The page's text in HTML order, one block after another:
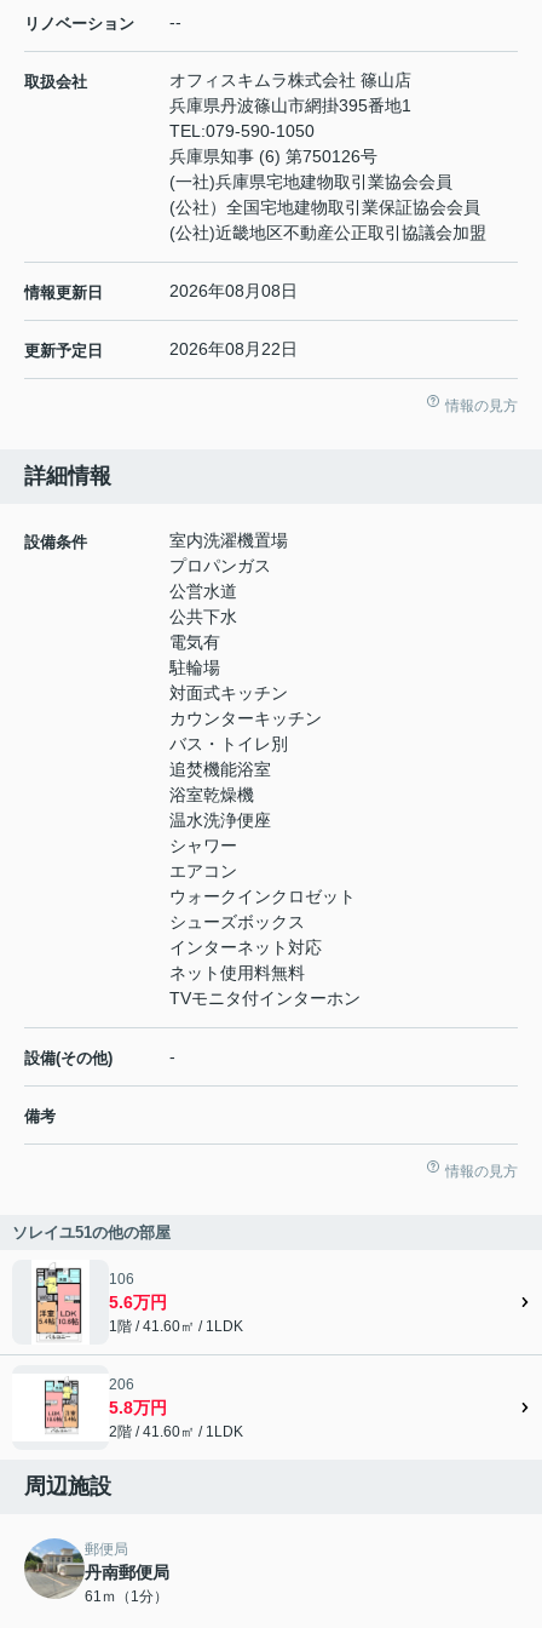
リノベーション --
取扱会社
オフィスキムラ株式会社 篠山店
兵庫県丹波篠山市網掛395番地1
TEL:079-590-1050
兵庫県知事 (6) 第750126号
(一社)兵庫県宅地建物取引業協会会員
(公社）全国宅地建物取引業保証協会会員
(公社)近畿地区不動産公正取引協議会加盟
情報更新日 2026年08月08日
更新予定日 2026年08月22日
情報の見方
詳細情報
設備条件
室内洗濯機置場
プロパンガス
公営水道
公共下水
電気有
駐輪場
対面式キッチン
カウンターキッチン
バス・トイレ別
追焚機能浴室
浴室乾燥機
温水洗浄便座
シャワー
エアコン
ウォークインクロゼット
シューズボックス
インターネット対応
ネット使用料無料
TVモニタ付インターホン
設備(その他) -
備考
情報の見方
ソレイユ51の他の部屋
106
5.6万円
1階 / 41.60㎡ / 1LDK
206
5.8万円
2階 / 41.60㎡ / 1LDK
周辺施設
郵便局
丹南郵便局
61ｍ（1分）